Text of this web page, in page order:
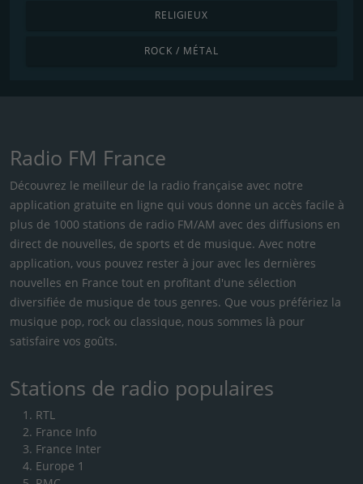
RELIGIEUX
ROCK / MÉTAL
Radio FM France
Découvrez le meilleur de la radio française avec notre
application gratuite en ligne qui vous donne un accès facile à
plus de 1000 stations de radio FM/AM avec des diffusions en
direct de nouvelles, de sports et de musique. Avec notre
application, vous pouvez rester à jour avec les dernières
nouvelles en France tout en profitant d'une sélection
diversifiée de musique de tous genres. Que vous préfériez la
musique pop, rock ou classique, nous sommes là pour
satisfaire vos goûts.
Stations de radio populaires
RTL
France Info
France Inter
Europe 1